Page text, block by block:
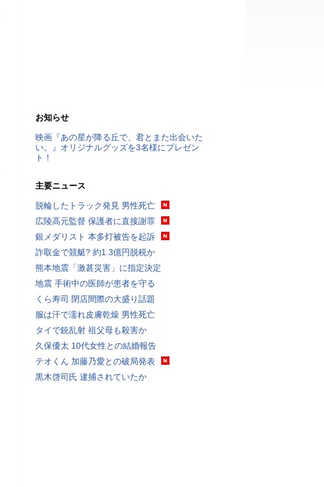
お知らせ
映画『あの星が降る丘で、君とまた出会いた
い。』オリジナルグッズを3名様にプレゼン
ト！
主要ニュース
脱輪したトラック発見 男性死亡
広陵高元監督 保護者に直接謝罪
銀メダリスト 本多灯被告を起訴
詐取金で競艇? 約1.3億円脱税か
熊本地震「激甚災害」に指定決定
地震 手術中の医師が患者を守る
くら寿司 閉店間際の大盛り話題
服は汗で濡れ皮膚乾燥 男性死亡
タイで銃乱射 祖父母も殺害か
久保優太 10代女性との結婚報告
テオくん 加藤乃愛との破局発表
黒木啓司氏 逮捕されていたか